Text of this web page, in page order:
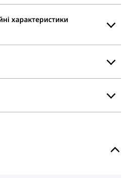
характеристики